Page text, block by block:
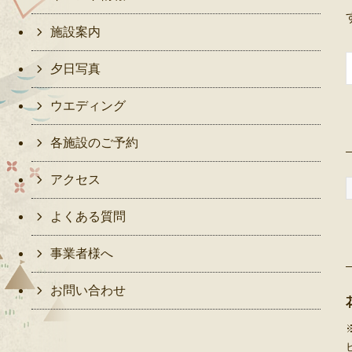
施設案内
夕日写真
ウエディング
各施設のご予約
アクセス
よくある質問
事業者様へ
お問い合わせ